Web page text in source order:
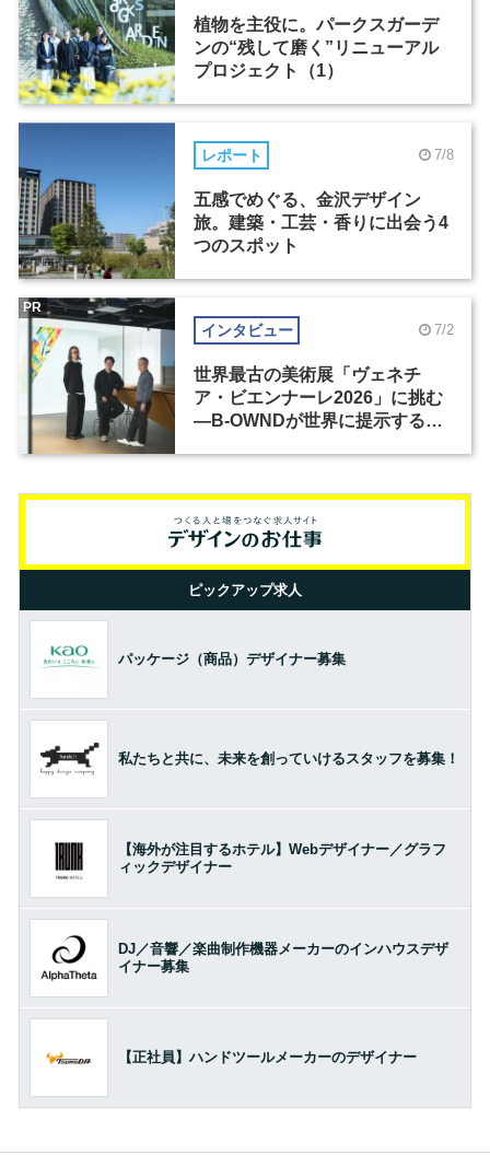
植物を主役に。パークスガーデ
ンの“残して磨く”リニューアル
プロジェクト（1）
レポート 7/8
五感でめぐる、金沢デザイン
旅。建築・工芸・香りに出会う4
つのスポット
インタビュー 7/2
世界最古の美術展「ヴェネチ
ア・ビエンナーレ2026」に挑む
―B-OWNDが世界に提示する美
PR
ピックアップ求人
パッケージ（商品）デザイナー募集
私たちと共に、未来を創っていけるスタッフを募集！
【海外が注目するホテル】Webデザイナー／グラフ
ィックデザイナー
DJ／音響／楽曲制作機器メーカーのインハウスデザ
イナー募集
【正社員】ハンドツールメーカーのデザイナー